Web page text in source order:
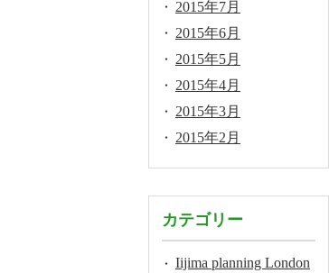
2015年7月
2015年6月
2015年5月
2015年4月
2015年3月
2015年2月
カテゴリー
Iijima planning London